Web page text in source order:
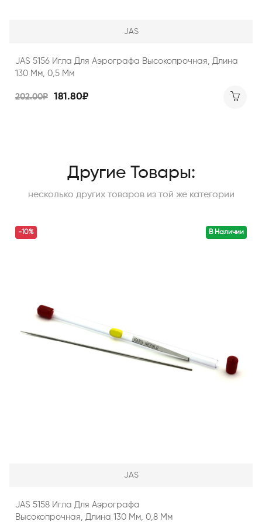
JAS
JAS 5156 Игла Для Аэрографа Высокопрочная, Длина
130 Мм, 0,5 Мм
202.00₽ 181.80₽
Другие Товары:
несколько других товаров из той же категории
В Наличии
-10%
JAS
JAS 5158 Игла Для Аэрографа
Высокопрочная, Длина 130 Мм, 0,8 Мм